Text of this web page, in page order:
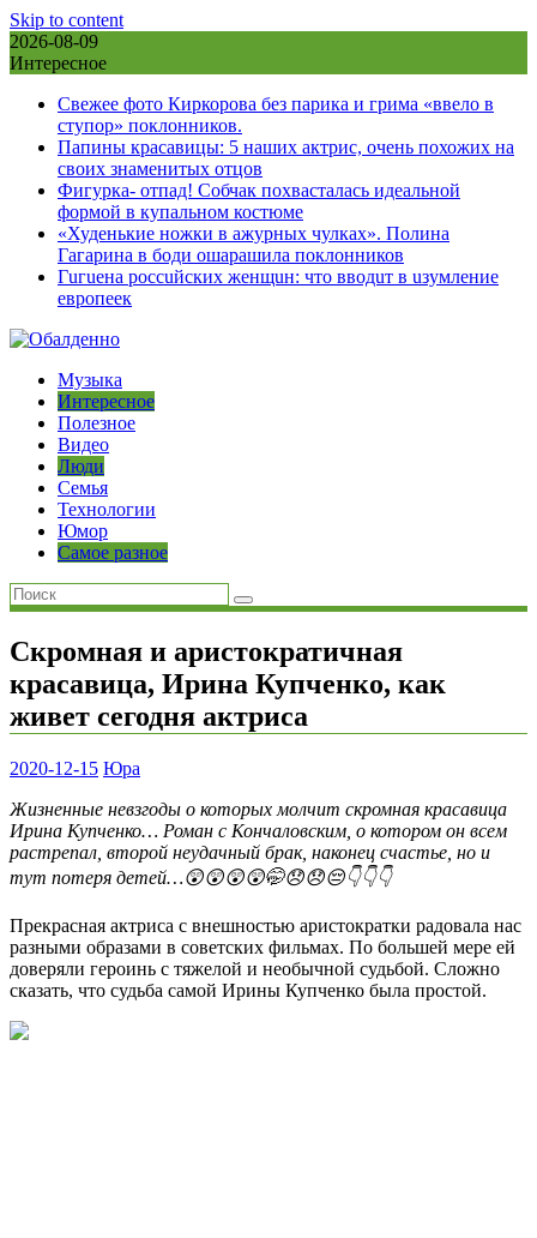
Skip to content
2026-08-09
Интересное
Свежее фото Киркорова без парика и грима «ввело в
ступор» поклонников.
Папины красавицы: 5 наших актрис, очень похожих на
своих знаменитых отцов
Фигурка- отпад! Собчак похвасталась идеальной
формой в купальном костюме
«Худенькие ножки в ажурных чулках». Полина
Гагарина в боди ошарашила поклонников
Гuгuена россuйских женщuн: что вводuт в uзумление
европеек
Музыка
Интересное
Полезное
Видео
Люди
Семья
Технологии
Юмор
Самое разное
Скромная и аристократичная
красавица, Ирина Купченко, как
живет сегодня актриса
2020-12-15 Юра
Жизненные невзгоды о которых молчит скромная красавица
Ирина Купченко… Роман с Кончаловским, о котором он всем
растрепал, второй неудачный брак, наконец счастье, но и
тут потеря детей…😲😲😲😲🤭😞😞😔👇👇👇
Прекрасная актриса с внешностью аристократки радовала нас
разными образами в советских фильмах. По большей мере ей
доверяли героинь с тяжелой и необычной судьбой. Сложно
сказать, что судьба самой Ирины Купченко была простой.